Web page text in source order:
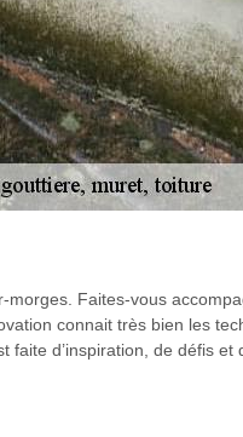
Faites-vous
connait très bien les
d’inspiration, de défis et